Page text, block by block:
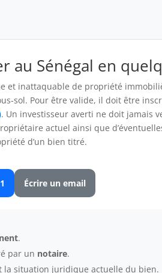
au Sénégal en
et inattaquable de propriété
sol. Pour être valide, il doit être
. Un investisseur averti ne doit jamais
actuel ainsi que
d’un bien titré.
Écrire un email
.
par un notaire.
la situation juridique actuelle du bien.